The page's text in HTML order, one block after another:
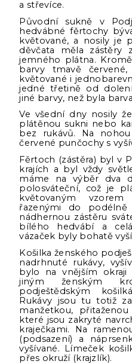
a střevíce.
Původní sukně v
hedvábné fěrtochy
květované, a nosily je
děvčata měla
jemného plátna.
barvy tmavě
květované i
jedné třetině od
jiné barvy, než byla
Ve všední dny nosily
plátěnou sukni nebo
bez rukávů. Na
červené punčochy s
Fěrtoch (zástěra) byl v
krajích a byl vždy
máme na výběr dva
polosváteční, což je
květovaným
řazenými do
nádhernou zástěru
bílého hedvábí a
vázaček byly bohatě
Košilka ženského
nadrhnuté rukávy,
bylo na vnějším okraji
jiným ženským
podještědským
Rukávy jsou tu totiž
manžetkou,
které jsou zakryté
kraječkami. Na
(podsazení) a
vyšívané. Límeček
přes okruží (krajzlík).